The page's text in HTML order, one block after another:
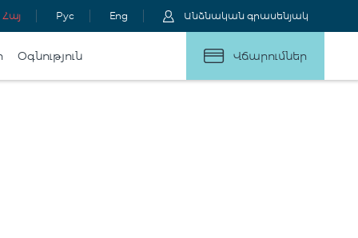
Հայ Рус Eng Անձնական գրասենյակ
Օգնություն Վճարումներ